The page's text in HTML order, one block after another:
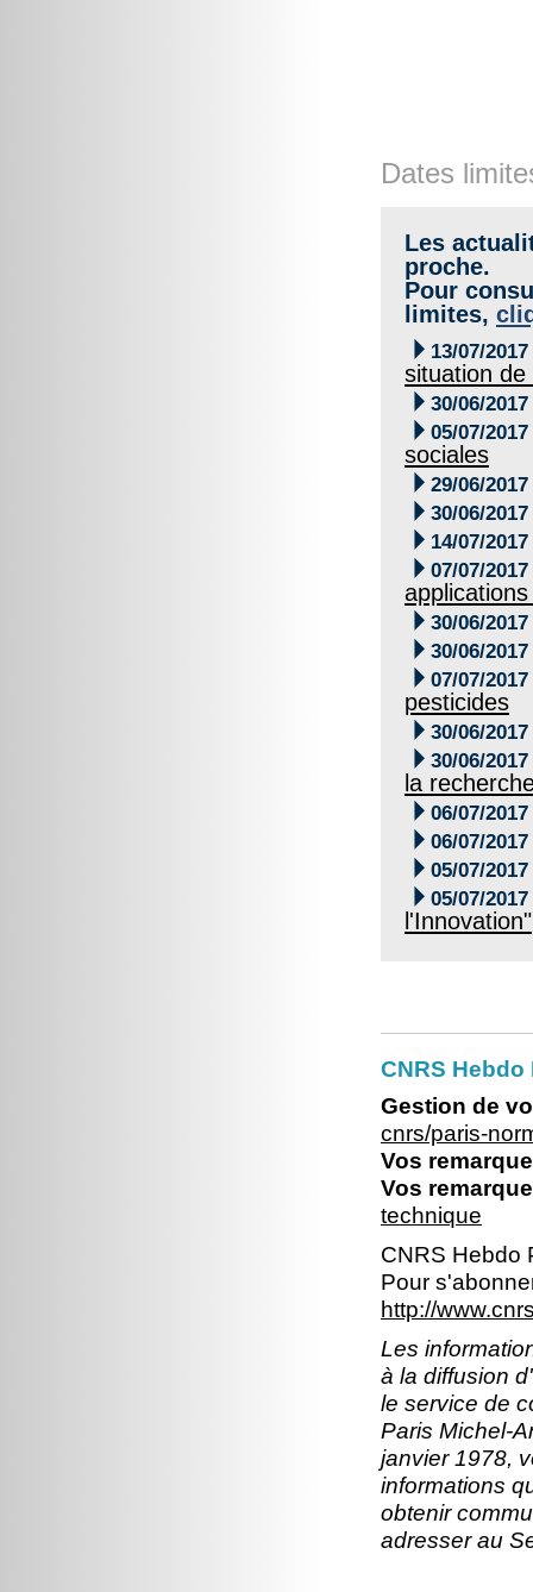
Dates
Les
proche.
Pour
limites,
 13/07/2017
situation de
 30/06/2017
 05/07/2017
sociales
 29/06/2017
 30/06/2017
 14/07/2017
 07/07/2017
 30/06/2017
 30/06/2017
 07/07/2017
pesticides
 30/06/2017
 30/06/2017
la
 06/07/2017
 06/07/2017
 05/07/2017
 05/07/2017
l'Innovation"
CNRS
Gestion de
cnrs/paris-
Vos
Vos
technique
CNRS Hebdo
Pour
http://
Les
à la diffusion
le service de
Paris Michel-
janvier 1978,
informations
obtenir
adresser au